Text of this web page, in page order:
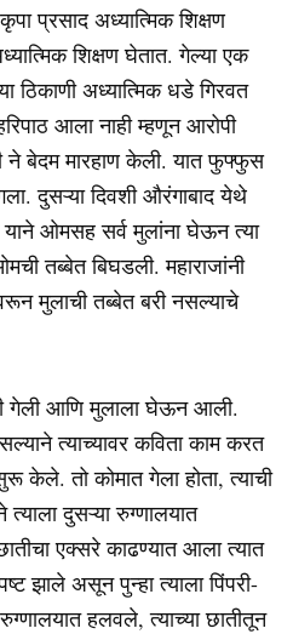
प्रसाद अध्यात्मिक शिक्षण
शिक्षण घेतात. गेल्या एक
ठिकाणी अध्यात्मिक धडे गिरवत
आला नाही म्हणून आरोपी
ने बेदम मारहाण केली. यात फुफ्फुस
दुसऱ्या दिवशी औरंगाबाद येथे
याने ओमसह सर्व मुलांना घेऊन त्या
तब्बेत बिघडली. महाराजांनी
मुलाची तब्बेत बरी नसल्याचे
गेली आणि मुलाला घेऊन आली.
त्याच्यावर कविता काम करत
केले. तो कोमात गेला होता, त्याची
दुसऱ्या रुग्णालयात
एक्सरे काढण्यात आला त्यात
झाले असून पुन्हा त्याला पिंपरी-
हलवले, त्याच्या छातीतून